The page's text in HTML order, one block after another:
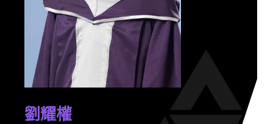
劉耀權